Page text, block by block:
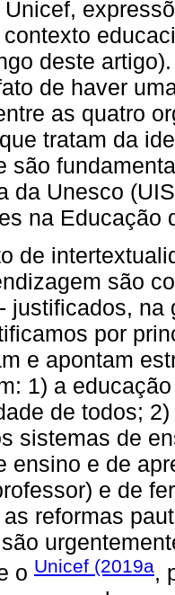
Unicef,
deste
de haver
as quatro
tratam da
são
da Unesco
na Educação
de
são
justificados, na
por
e apontam
1) a
de todos;
sistemas de
ensino e de
e de
reformas
o Unicef (2019a,